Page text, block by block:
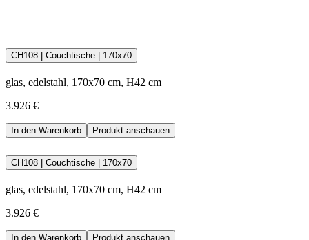
Reinigung der Oberfläche. Anschließend der Oberfläche mit einem
Mikrofasertuch trocken polieren, um Kalkflecken und Streifen auf
CH108 | Couchtische | 170x70
glas, edelstahl, 170x70 cm, H42 cm
3.926 €
In den Warenkorb Produkt anschauen
CH108 | Couchtische | 170x70
glas, edelstahl, 170x70 cm, H42 cm
3.926 €
In den Warenkorb Produkt anschauen